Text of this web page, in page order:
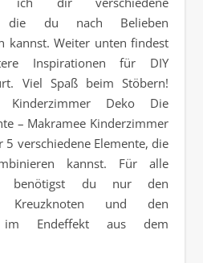
die du nach Belieben
kannst. Weiter unten findest
Inspirationen für DIY
Viel Spaß beim Stöbern!
Kinderzimmer Deko Die
– Makramee Kinderzimmer
5 verschiedene Elemente, die
kannst. Für alle
benötigst du nur den
Kreuzknoten und den
im Endeffekt aus dem